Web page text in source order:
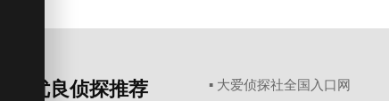
优良侦探推荐 ▪ 大爱侦探社全国入口网